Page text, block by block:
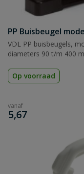
PP Buisbeugel
VDL PP buisbeugels,
diameters 90 t/m 400
Op voorraad
vanaf
€
5,67